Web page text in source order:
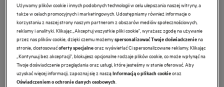
A1OOEC03
Blacha cukiernicza Easy2Clean
5 (1)
Cechy
Jeszcze bardziej chrupiąca skórka przy optymalnym przepływie powietrza*.
Jeszcze bardziej chrupiąca skórka przy optymalnym przepływie powietrza*.
Złocistobrązowy kolor i równomierne wypieczenie.
Używamy plików cookie i innych podobnych technologii w celu ulepszania naszej witryny, a
także w celach promocyjnych i marketingowych. Udostępniamy również informacje o
korzystaniu z naszej strony naszym partnerom z obszarów mediów społecznościowych,
reklamy i analityki. Klikając „Akceptuj wszystkie pliki cookie", wyrażasz zgodę na używanie
przez nas plików cookie, dzięki czemu możemyspersonalizować Twoje doświadczeniena
stronie, dostosowaćoferty specjalneoraz wyświetlać Ci spersonalizowane reklamy. Klikając
„Kontynuuj bez akceptacji", blokujesz opcjonalne rodzaje plików cookie, co może wpłynąć na
Twoje doświadczenie przeglądania oraz usługi, które jesteśmy w stanie oferować. Aby
uzyskać więcej informacji, zapoznaj się z nasząInformacją o plikach cookieoraz
Oświadczeniem o ochronie danych osobowych